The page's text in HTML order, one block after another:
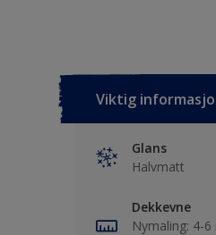
Viktig
Glans
Halvmatt
Dekkevne
Nymaling: 4-6